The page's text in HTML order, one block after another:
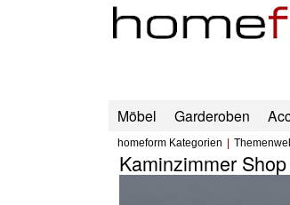
Möbel Garderoben
homeform Kategorien
Kaminzimmer Shop